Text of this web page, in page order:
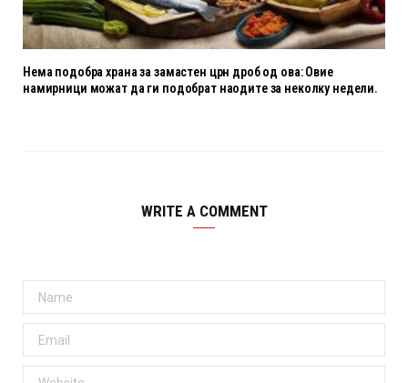
Нема подобра храна за замастен црн дроб од ова: Овие
намирници можат да ги подобрат наодите за неколку недели.
WRITE A COMMENT